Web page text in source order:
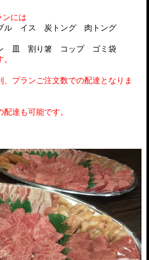
には
ル イス 炭トング 肉トング
皿 割り箸 コップ ゴミ袋
プランご注文数での配達となりま
達も可能です。